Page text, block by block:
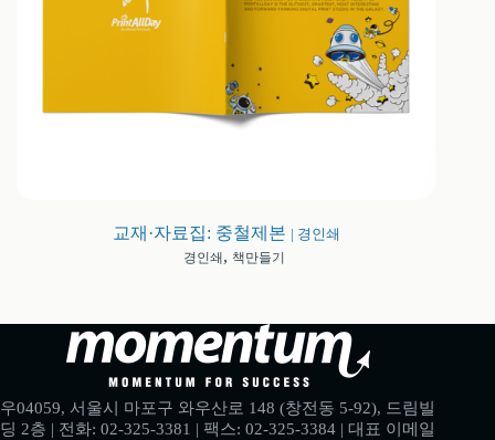
교재·자료집: 중철제본
| 경인쇄
경인쇄 ,책만들기
우04059, 서울시 마포구 와우산로 148 (창전동 5-92), 드림빌
딩 2층 | 전화: 02-325-3381 | 팩스: 02-325-3384 | 대표 이메일